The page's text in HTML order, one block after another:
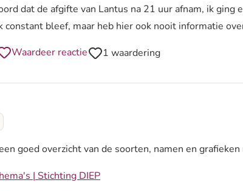
dat de afgifte van Lantus na 21 uur afnam, ik ging
constant bleef, maar heb hier ook nooit informatie
Waardeer reactie 1 waardering
goed overzicht van de soorten, namen en
| Stichting DIEP